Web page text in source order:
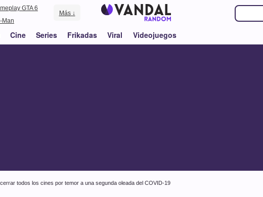
GTA 6
Man
Más ↓
Cine Series Frikadas Viral Videojuegos
todos los cines por temor a una segunda oleada del COVID-19